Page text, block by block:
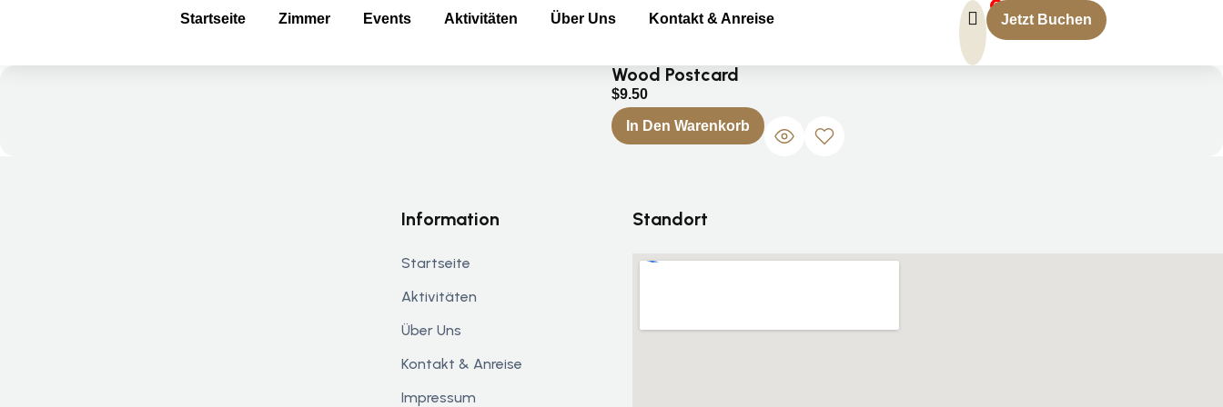
Startseite Zimmer Events Aktivitäten Über Uns Kontakt & Anreise
0
Jetzt Buchen
Wood Postcard
$9.50
In Den Warenkorb
Information
Startseite
Aktivitäten
Über Uns
Kontakt & Anreise
Impressum
Standort